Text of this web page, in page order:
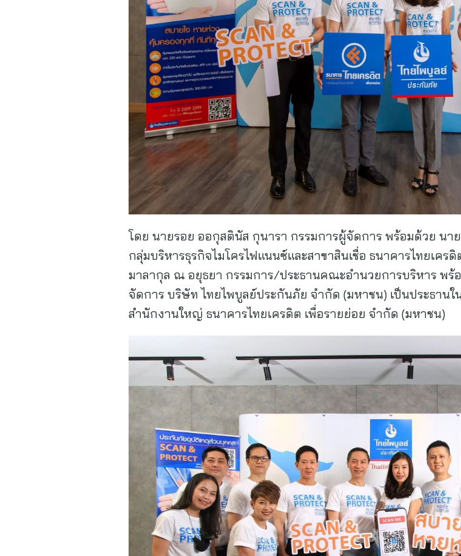
โดย นายรอย ออกุสตินัส กุนารา กรรมการผู้จัดการ พร้อมด้วย น
กลุ่มบริหารธุรกิจไมโครไฟแนนซ์และสาขาสินเชื่อ ธนาคารไทยเค
มาลากุล ณ อยุธยา กรรมการ/ประธานคณะอำนวยการบริหาร พร้
จัดการ บริษัท ไทยไพบูลย์ประกันภัย จำกัด (มหาชน) เป็นประธาน
สำนักงานใหญ่ ธนาคารไทยเครดิต เพื่อรายย่อย จำกัด (มหาชน)